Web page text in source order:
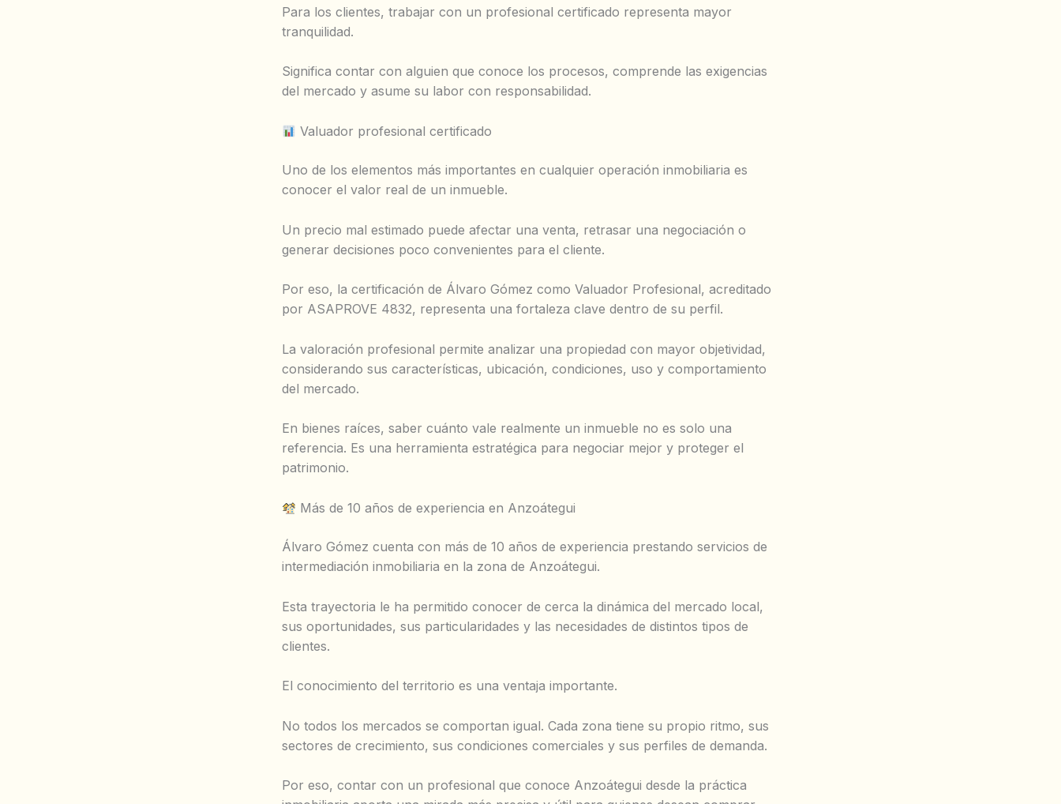
Para los clientes, trabajar con un profesional certificado representa mayor
tranquilidad.
Significa contar con alguien que conoce los procesos, comprende las exigencias
del mercado y asume su labor con responsabilidad.
Valuador profesional certificado
Uno de los elementos más importantes en cualquier operación inmobiliaria es
conocer el valor real de un inmueble.
Un precio mal estimado puede afectar una venta, retrasar una negociación o
generar decisiones poco convenientes para el cliente.
Por eso, la certificación de Álvaro Gómez como Valuador Profesional, acreditado
por ASAPROVE 4832, representa una fortaleza clave dentro de su perfil.
La valoración profesional permite analizar una propiedad con mayor objetividad,
considerando sus características, ubicación, condiciones, uso y comportamiento
del mercado.
En bienes raíces, saber cuánto vale realmente un inmueble no es solo una
referencia. Es una herramienta estratégica para negociar mejor y proteger el
patrimonio.
Más de 10 años de experiencia en Anzoátegui
Álvaro Gómez cuenta con más de 10 años de experiencia prestando servicios de
intermediación inmobiliaria en la zona de Anzoátegui.
Esta trayectoria le ha permitido conocer de cerca la dinámica del mercado local,
sus oportunidades, sus particularidades y las necesidades de distintos tipos de
clientes.
El conocimiento del territorio es una ventaja importante.
No todos los mercados se comportan igual. Cada zona tiene su propio ritmo, sus
sectores de crecimiento, sus condiciones comerciales y sus perfiles de demanda.
Por eso, contar con un profesional que conoce Anzoátegui desde la práctica